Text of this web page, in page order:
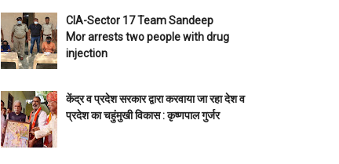
CIA-Sector 17 Team Sandeep
Mor arrests two people with drug
injection
केंद्र व प्रदेश सरकार द्वारा करवाया जा रहा देश व
प्रदेश का चहुंमुखी विकास : कृष्णपाल गुर्जर